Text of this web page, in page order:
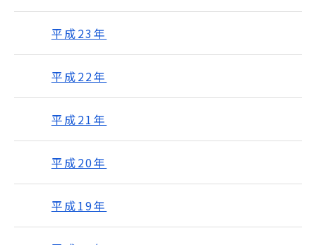
平成23年
平成22年
平成21年
平成20年
平成19年